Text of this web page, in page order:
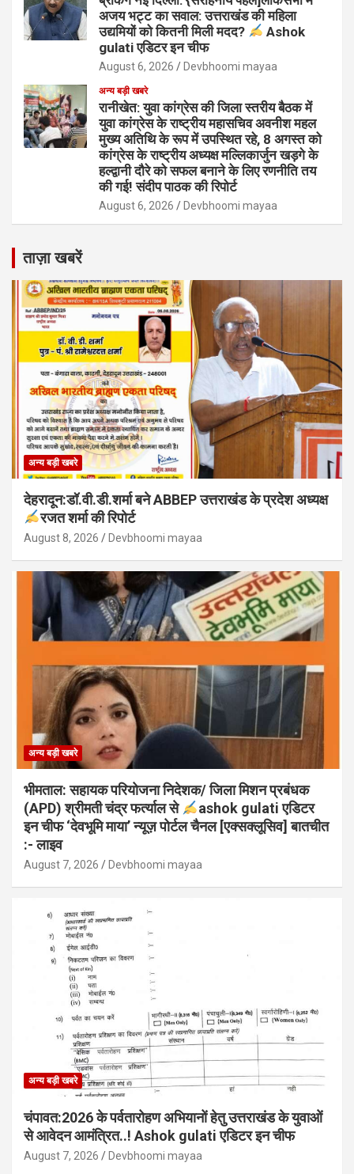
अजय भट्ट का सवाल: उत्तराखंड की महिला
उद्यमियों को कितनी मिली मदद?
Ashok
gulati एडिटर इन चीफ
August 6, 2026 Devbhoomi mayaa
अन्य बड़ी खबरे
रानीखेत: युवा कांग्रेस की जिला स्तरीय बैठक में
युवा कांग्रेस के राष्ट्रीय महासचिव अवनीश महल
मुख्य अतिथि के रूप में उपस्थित रहे, 8 अगस्त को
कांग्रेस के राष्ट्रीय अध्यक्ष मल्लिकार्जुन खड़गे के
हल्द्वानी दौरे को सफल बनाने के लिए रणनीति तय
की गई! संदीप पाठक की रिपोर्ट
August 6, 2026 Devbhoomi mayaa
ताज़ा खबरें
अन्य बड़ी खबरे
देहरादून:डॉ.वी.डी.शर्मा बने ABBEP उत्तराखंड के प्रदेश अध्यक्ष
रजत शर्मा की रिपोर्ट
August 8, 2026 Devbhoomi mayaa
अन्य बड़ी खबरे
भीमताल: सहायक परियोजना निदेशक/ जिला मिशन प्रबंधक
(APD) श्रीमती चंद्र फर्त्याल से
ashok gulati एडिटर
इन चीफ ‘देवभूमि माया’ न्यूज़ पोर्टल चैनल [एक्सक्लूसिव] बातचीत
:- लाइव
August 7, 2026 Devbhoomi mayaa
अन्य बड़ी खबरे
चंपावत:2026 के पर्वतारोहण अभियानों हेतु उत्तराखंड के युवाओं
से आवेदन आमंत्रित..! Ashok gulati एडिटर इन चीफ
August 7, 2026 Devbhoomi mayaa